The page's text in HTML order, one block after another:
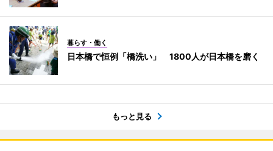
暮らす・働く
日本橋で恒例「橋洗い」 1800人が日本橋を磨く
もっと見る